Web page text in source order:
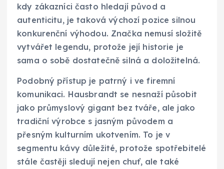
kdy zákazníci často hledají původ a
autenticitu, je taková výchozí pozice silnou
konkurenční výhodou. Značka nemusí složitě
vytvářet legendu, protože její historie je
sama o sobě dostatečně silná a doložitelná.
Podobný přístup je patrný i ve firemní
komunikaci. Hausbrandt se nesnaží působit
jako průmyslový gigant bez tváře, ale jako
tradiční výrobce s jasným původem a
přesným kulturním ukotvením. To je v
segmentu kávy důležité, protože spotřebitelé
stále častěji sledují nejen chuť, ale také